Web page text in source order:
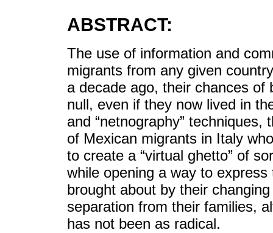
ABSTRACT:
The use of information and
migrants from any given
a decade ago, their chances of
null, even if they now lived in
and “netnography”
of Mexican migrants in Italy
to create a “virtual ghetto” of
while opening a way to
brought about by their
separation from their families,
has not been as radical.